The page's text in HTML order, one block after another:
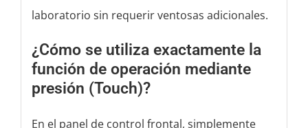
laboratorio sin requerir ventosas adicionales.
¿Cómo se utiliza exactamente la
función de operación mediante
presión (Touch)?
En el panel de control frontal, simplemente